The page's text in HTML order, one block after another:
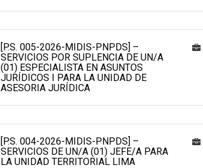
[P.S. 005-2026-MIDIS-PNPDS] –
SERVICIOS POR SUPLENCIA DE UN/A
(01) ESPECIALISTA EN ASUNTOS
JURÍDICOS I PARA LA UNIDAD DE
ASESORIA JURÍDICA
[P.S. 004-2026-MIDIS-PNPDS] –
SERVICIOS DE UN/A (01) JEFE/A PARA
LA UNIDAD TERRITORIAL LIMA